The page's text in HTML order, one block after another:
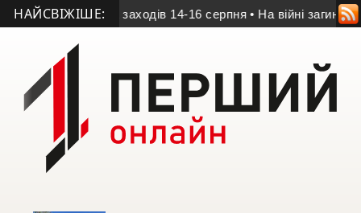
НАЙСВІЖІШЕ:
програма заходів 14-16 серпня • На війні загинув 20-